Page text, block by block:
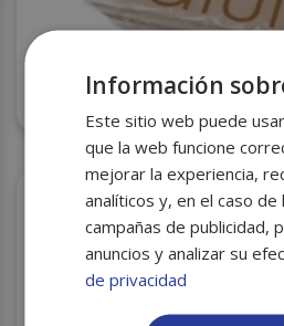
SERVILLETA 33X33 PUNTA
C/20
Información
Este sitio web puede
que la web funcione
mejorar la experiencia,
analíticos y, en el caso de
campañas de publicidad,
anuncios y analizar su
de privacidad